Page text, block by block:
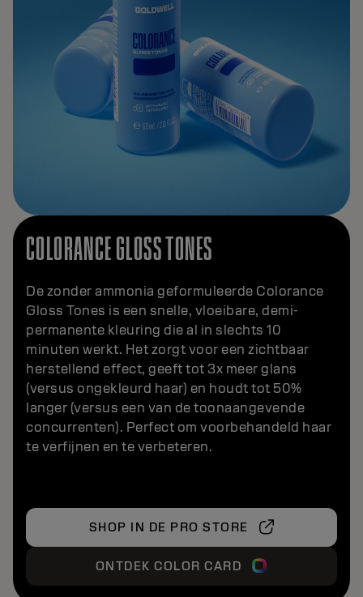
COLORANCE GLOSS TONES
De zonder ammonia geformuleerde Colorance
Gloss Tones is een snelle, vloeibare, demi-
permanente kleuring die al in slechts 10
minuten werkt. Het zorgt voor een zichtbaar
herstellend effect, geeft tot 3x meer glans
(versus ongekleurd haar) en houdt tot 50%
langer (versus een van de toonaangevende
concurrenten). Perfect om voorbehandeld haar
te verfijnen en te verbeteren.
SHOP IN DE PRO STORE
ONTDEK COLOR CARD